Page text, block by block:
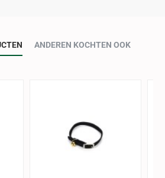
ANDEREN KOCHTEN OOK